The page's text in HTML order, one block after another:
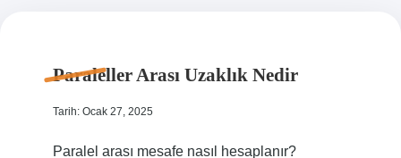
Paraleller Arası Uzaklık Nedir
Tarih: Ocak 27, 2025
Paralel arası mesafe nasıl hesaplanır?